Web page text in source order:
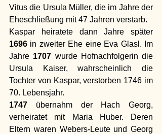
Vitus die Ursula Müller, die im Jahre der
Eheschließung mit 47 Jahren verstarb.
1696 in zweiter Ehe eine Eva Glasl. Im
Jahre 1707 wurde Hofnachfolgerin die
Ursula Kaiser, wahrscheinlich die
Tochter von Kaspar, verstorben 1746 im
70. Lebensjahr.
1747 übernahm der Hach Georg,
verheiratet mit Maria Huber. Deren
Eltern waren Webers-Leute und Georg